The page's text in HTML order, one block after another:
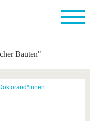
Fachkräfte
Bauten"